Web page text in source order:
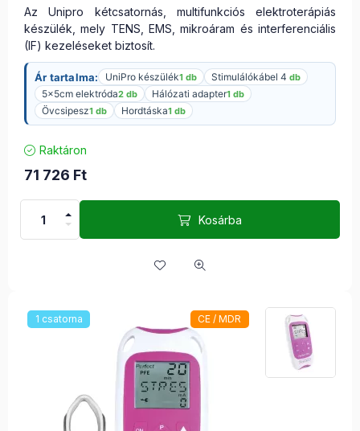
Az Unipro kétcsatornás, multifunkciós elektroterápiás
készülék, mely TENS, EMS, mikroáram és interferenciális
(IF) kezeléseket biztosít.
Ár tartalma: UniPro készülék1 db Stimulálókábel 4db
5x5cm elektróda2 db Hálózati adapter1 db
Övcsipesz1 db Hordtáska1 db
Raktáron
71 726 Ft
Kosárba
1 csatorna CE / MDR